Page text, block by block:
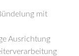
mit
Ausrichtung